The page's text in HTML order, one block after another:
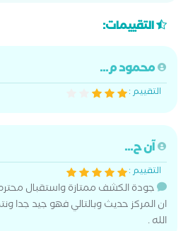
التقييمات:
محمود م...
التقييم :
آن ح...
التقييم :
جودة الكشف ممتازة واستقبال
ان المركز حديث وبالتالي فهو جيد جدا
الله .